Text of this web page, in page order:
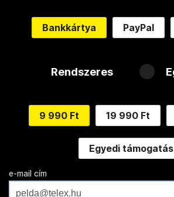
Bankkártya PayPal
Rendszeres
9 990 Ft 19 990 Ft
Egyedi támogatás
e-mail cím